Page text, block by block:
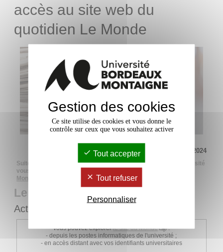
accès au site web du
quotidien Le Monde
Mis à jour le 26 mars 2024
Suite à de nombreuses demandes, les bibliothèques de l'université
vous offrent désormais un abonnement au site du journal
Monde
Le Monde
Actualités, journal du jour, archives...
Vous pouvez explorerle site du Monde
:
- depuis les postes informatiques de l'université ;
- en accès distant avec vos identifiants universitaires
Gestion des cookies
Ce site utilise des cookies et vous donne le
contrôle sur ceux que vous souhaitez activer
Tout accepter
Tout refuser
Personnaliser